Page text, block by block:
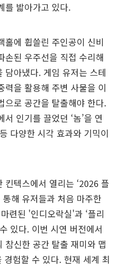
를 밟아가고 있다.
홀에 휩쓸린 주인공이 신비
손된 우주선을 직접 수리해
담아냈다. 게임 유저는 스테
력을 활용해 주변 사물을 이
으로 공간을 탈출해야 한다.
인기를 끌었던 ‘놈’을 연
다양한 시각 효과와 기믹이
킨텍스에서 열리는 ‘2026 플
해 유저들과 처음 마주한
련된 '인디오락실'과 ‘플리
있다. 이번 시연 버전에서
참신한 공간 탈출 재미와 맵
험할 수 있다. 현재 세계 최